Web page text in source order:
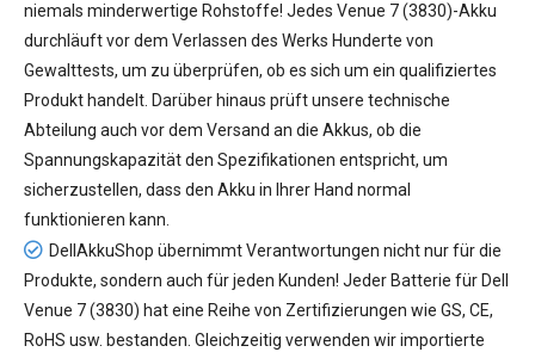
niemals minderwertige Rohstoffe! Jedes Venue 7 (3830)-Akku
durchläuft vor dem Verlassen des Werks Hunderte von
Gewalttests, um zu überprüfen, ob es sich um ein qualifiziertes
Produkt handelt. Darüber hinaus prüft unsere technische
Abteilung auch vor dem Versand an die Akkus, ob die
Spannungskapazität den Spezifikationen entspricht, um
sicherzustellen, dass den Akku in Ihrer Hand normal
funktionieren kann.
DellAkkuShop übernimmt Verantwortungen nicht nur für die
Produkte, sondern auch für jeden Kunden! Jeder Batterie für Dell
Venue 7 (3830) hat eine Reihe von Zertifizierungen wie GS, CE,
RoHS usw. bestanden. Gleichzeitig verwenden wir importierte